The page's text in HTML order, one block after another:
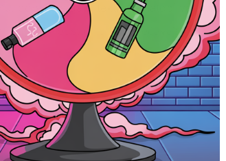
dopustite da e-tekućina natopi vatu u
snagom i postupno je povećavajte kako